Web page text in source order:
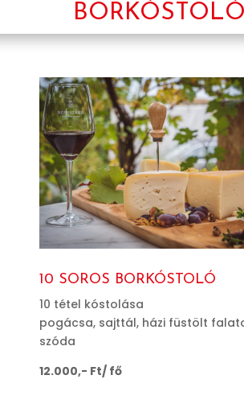
10 SOROS BORKÓSTOLÓ
10 tétel kóstolása
pogácsa, sajttál, házi füstölt
szóda
12.000,- Ft/ fő